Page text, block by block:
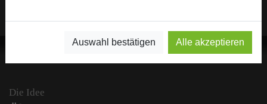
Auswahl bestätigen Alle akzeptieren
Die Idee